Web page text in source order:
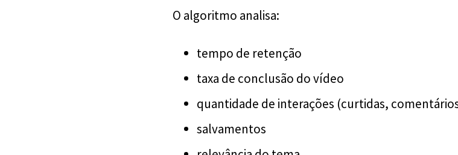
O algoritmo analisa:
tempo de retenção
taxa de conclusão do vídeo
quantidade de interações (curtidas,
salvamentos